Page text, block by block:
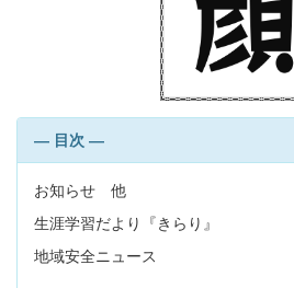
― 目次 ―
お知らせ 他
生涯学習だより『きらり』
地域安全ニュース